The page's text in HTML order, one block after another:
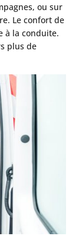
ou sur
Le confort de
à la conduite.
plus de